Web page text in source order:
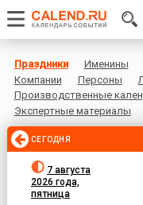
Праздники Именины
Компании
Персоны
Производственные
Экспертные материалы
СЕГОДНЯ
7 августа
2026 года,
пятница